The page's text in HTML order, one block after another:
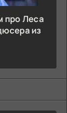
про Леса
из